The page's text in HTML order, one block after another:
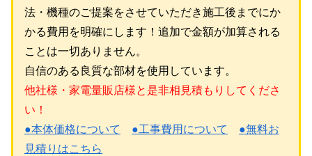
法・機種のご提案をさせていただき施工後までにか
かる費用を明確にします！追加で金額が加算される
ことは一切ありません。
自信のある良質な部材を使用しています。
他社様・家電量販店様と是非相見積もりしてくださ
い！
●本体価格について
●工事費用について
●無料お
見積りはこちら